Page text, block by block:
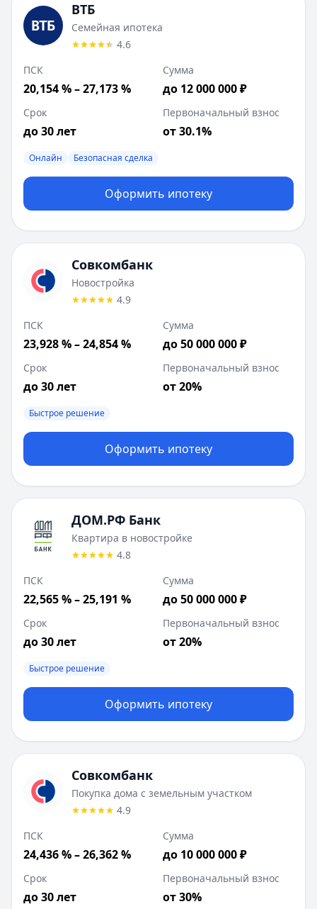
ВТБ
Семейная ипотека
4.6
ПСК
20,154 % – 27,173 %
Сумма
до 12 000 000 ₽
Срок
до 30 лет
Первоначальный взнос
от 30.1%
Онлайн Безопасная сделка
Оформить ипотеку
Совкомбанк
Новостройка
4.9
ПСК
23,928 % – 24,854 %
Сумма
до 50 000 000 ₽
Срок
до 30 лет
Первоначальный взнос
от 20%
Быстрое решение
Оформить ипотеку
ДОМ.РФ Банк
Квартира в новостройке
4.8
ПСК
22,565 % – 25,191 %
Сумма
до 50 000 000 ₽
Срок
до 30 лет
Первоначальный взнос
от 20%
Быстрое решение
Оформить ипотеку
Совкомбанк
Покупка дома с земельным участком
4.9
ПСК
24,436 % – 26,362 %
Сумма
до 10 000 000 ₽
Срок
до 30 лет
Первоначальный взнос
от 30%